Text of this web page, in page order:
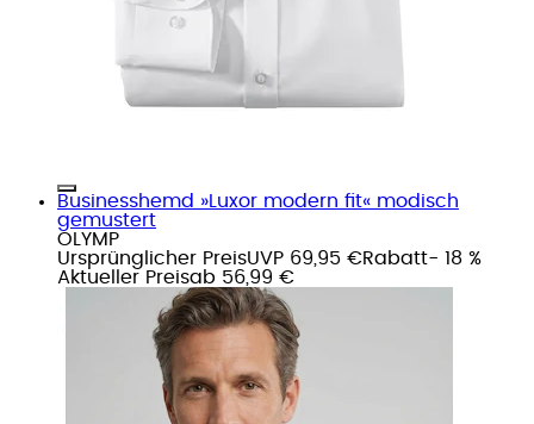
Businesshemd »Luxor modern fit« modisch
gemustert
OLYMP
Ursprünglicher PreisUVP 69,95 €Rabatt- 18 %
Aktueller Preisab 56,99 €